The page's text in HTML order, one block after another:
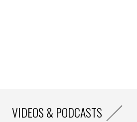
VIDEOS & PODCASTS